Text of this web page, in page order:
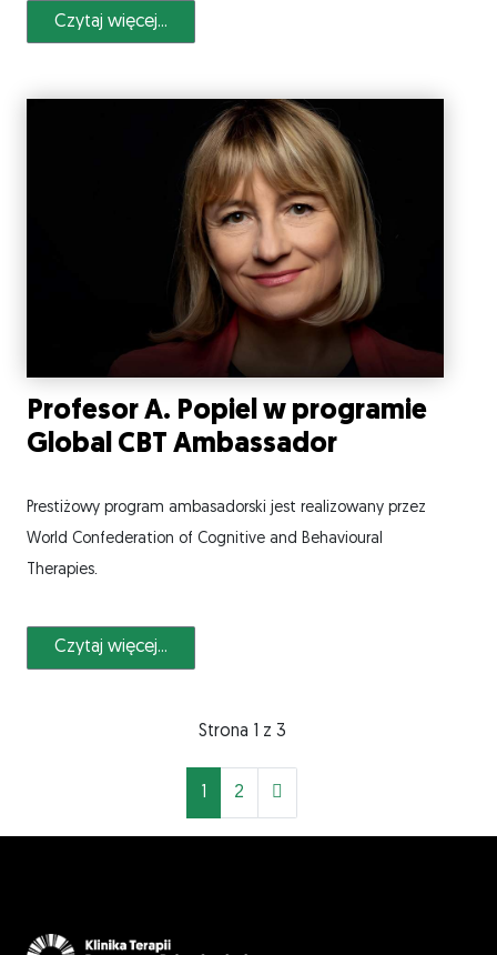
Czytaj więcej...
Profesor A. Popiel w programie
Global CBT Ambassador
Prestiżowy program ambasadorski jest realizowany przez
World Confederation of Cognitive and Behavioural
Therapies.
Czytaj więcej...
Strona 1 z 3
1 2